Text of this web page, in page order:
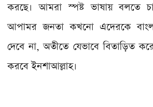
করছে। আমরা স্পষ্ট ভাষায় বলতে
আপামর জনতা কখনো এদেরকে
দেবে না, অতীতে যেভাবে বিতাড়িত
করবে ইনশাআল্লাহ।